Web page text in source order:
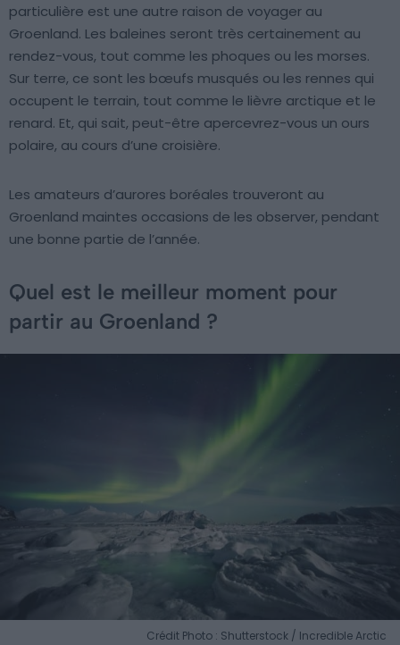
particulière est une autre raison de voyager au
Groenland. Les baleines seront très certainement au
rendez-vous, tout comme les phoques ou les morses.
Sur terre, ce sont les bœufs musqués ou les rennes qui
occupent le terrain, tout comme le lièvre arctique et le
renard. Et, qui sait, peut-être apercevrez-vous un ours
polaire, au cours d’une croisière.
Les amateurs d’aurores boréales trouveront au
Groenland maintes occasions de les observer, pendant
une bonne partie de l’année.
Quel est le meilleur moment pour
partir au Groenland ?
Crédit Photo : Shutterstock / Incredible Arctic